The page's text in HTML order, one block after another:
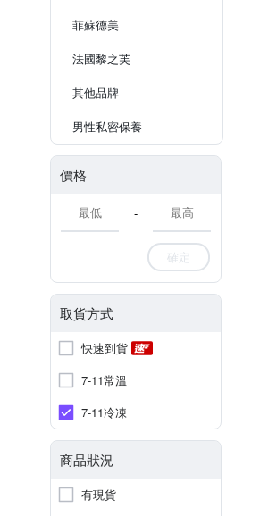
菲蘇德美
法國黎之芙
其他品牌
男性私密保養
價格
-
確定
取貨方式
快速到貨
7-11常溫
7-11冷凍
商品狀況
有現貨